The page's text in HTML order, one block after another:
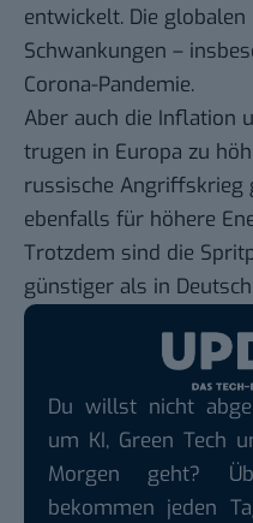
entwickelt. Die
Schwankungen –
Corona-Pandemie.
Aber auch die Inflation
trugen in Europa zu
russische Angriffskrieg
ebenfalls für höhere
Trotzdem sind die
günstiger als in
Du willst nicht
um KI, Green Tech
Morgen geht?
bekommen jeden